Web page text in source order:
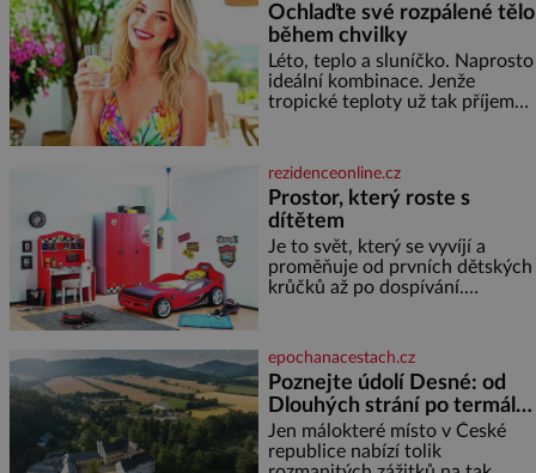
Ochlaďte své rozpálené tělo
během chvilky
Léto, teplo a sluníčko. Naprosto
ideální kombinace. Jenže
tropické teploty už tak příjemné
dyž se nám tropy zaryjí pod
kůži, hledáme úlevu v bazénu
nebo pomocí klimatizace. Jenže
ne vždycky můžeme být v jejich
blízkosti. Nemusíte však zoufat.
Pokud budete mít promyšlený
jídelníček, žadné pařáky si na
rezidenceonline.cz
Prostor, který roste s
dítětem
Je to svět, který se vyvíjí a
proměňuje od prvních dětských
krůčků až po dospívání.
soustředění i odpočinek a
reaguje na každou etapu života
a specifické potřeby dítěte. Pro
nejmenší je klíčová
jednoduchost, měkkost a
bezpečí, proto by pokoj
epochanacestach.cz
Poznejte údolí Desné: od
Dlouhých strání po termální
prameny
Jen málokteré místo v České
republice nabízí tolik